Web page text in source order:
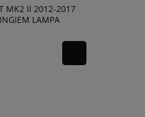
MK2 II 2012-2017
LAMPA